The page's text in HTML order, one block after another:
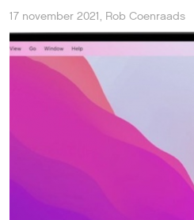
17 november 2021, Rob Coenraads